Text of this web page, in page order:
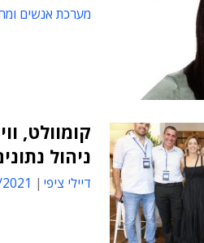
מערכת אנשים
קומוולט,
ניהול
דיילי ציפי 11:16